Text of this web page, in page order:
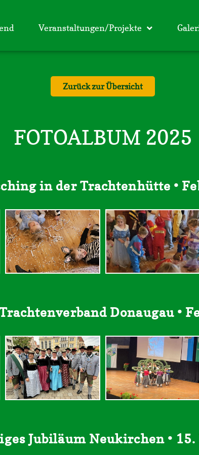
Veranstaltungen/Projekte
Zurück zur Übersicht
FOTOALBUM 2025
in der Trachtenhütte •
Donaugau •
Jubiläum Neukirchen •